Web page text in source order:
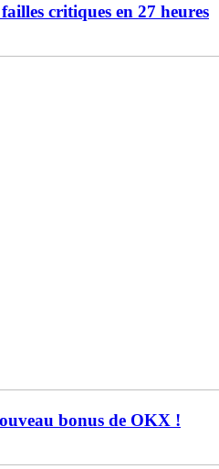
critiques en 27 heures
bonus de OKX !